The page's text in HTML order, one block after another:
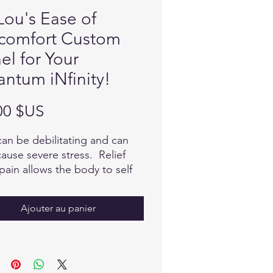
Ease of
Custom
for Your
iNfinity!
$USPrix
be debilitating and can
severe stress. Relief
allows the body to self
the parasympathetic
system is stimulated.
Ajouter au panier